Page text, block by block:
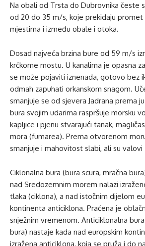
Na obali od Trsta do Dubrovnika česte
od 20 do 35 m/s, koje prekidaju promet
mjestima i između obale i otoka.
Dosad najveća brzina bure od 59 m/s
krčkome mostu. U kanalima je opasna
se može pojaviti iznenada, gotovo bez
odmah zapuhati orkanskom snagom.
smanjuje se od sjevera Jadrana prema
bura svojim udarima raspršuje morsku
kapljice i pjenu stvarajući tanak,
mora (fumarea). Prema otvorenom
smanjuje i mahovitost slabi, ali su valovi
Ciklonalna bura (bura scura, mračna
nad Sredozemnim morem nalazi
tlaka (ciklona), a nad istočnim dijelom
kontinenta anticiklona. Praćena je
snježnim vremenom. Anticiklonalna
bura) nastaje kada nad europskim
izražena anticiklona, koja se pruža i do